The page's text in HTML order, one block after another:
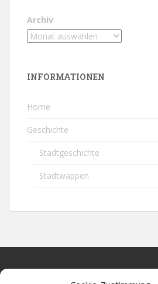
Archiv
INFORMATIONEN
Home
Geschichte
Stadtgeschichte
Stadtwappen